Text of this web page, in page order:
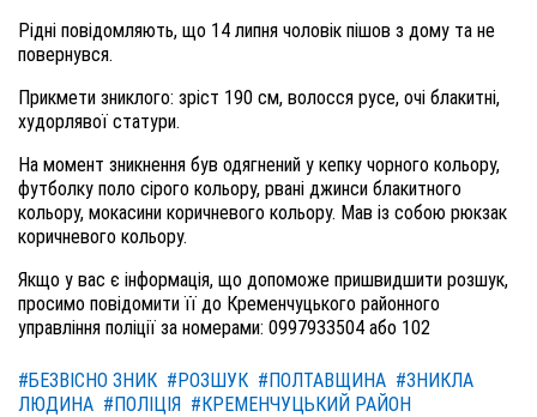
Рідні повідомляють, що 14 липня чоловік пішов з дому та не
повернувся.
Прикмети зниклого: зріст 190 см, волосся русе, очі блакитні,
худорлявої статури.
На момент зникнення був одягнений у кепку чорного кольору,
футболку поло сірого кольору, рвані джинси блакитного
кольору, мокасини коричневого кольору. Мав із собою рюкзак
коричневого кольору.
Якщо у вас є інформація, що допоможе пришвидшити розшук,
просимо повідомити її до Кременчуцького районного
управління поліції за номерами: 0997933504 або 102
#БЕЗВІСНО ЗНИК #РОЗШУК #ПОЛТАВЩИНА #ЗНИКЛА
ЛЮДИНА #ПОЛІЦІЯ #КРЕМЕНЧУЦЬКИЙ РАЙОН